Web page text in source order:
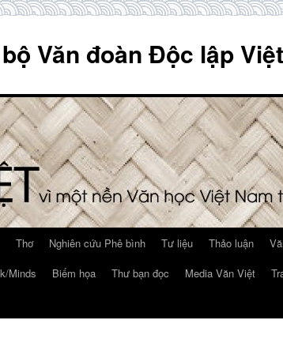
Văn đoàn Độc lập
Thơ Nghiên cứu Phê bình Tư liệu Thảo luận
Minds Biếm họa Thư bạn đọc Media Văn Việt